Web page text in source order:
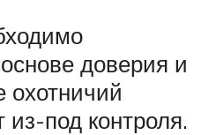
доверия и
охотничий
из-под контроля.